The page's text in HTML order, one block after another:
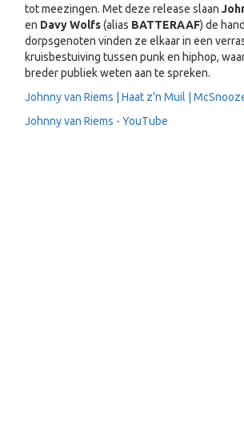
tot meezingen. Met deze release slaan
en Davy Wolfs(alias BATTERAAF) de
dorpsgenoten vinden ze elkaar in een
kruisbestuiving tussen punk en hiphop,
breder publiek weten aan te spreken.
Johnny van Riems | Haat z'n Muil |
Johnny van Riems - YouTube